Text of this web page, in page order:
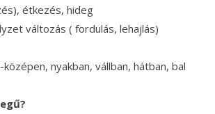
étkezés, hideg
változás ( fordulás, lehajlás)
középen, nyakban, vállban, hátban, bal